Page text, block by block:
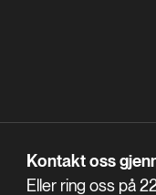
Kontakt oss
Eller ring oss på